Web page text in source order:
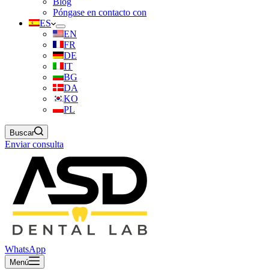
Póngase en contacto con
ES
EN
FR
DE
IT
BG
DA
KO
PL
Buscar
Enviar consulta
WhatsApp
Menú